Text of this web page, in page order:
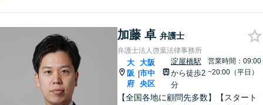
加藤 卓 弁護士
弁護士法人啓葉法律事務所
大
阪
府
|
大阪
市中
央区
淀屋橋駅
から徒歩2
分
営業時間：09:00
~20:00（平日）
【全国各地に顧問先多数】【スタート